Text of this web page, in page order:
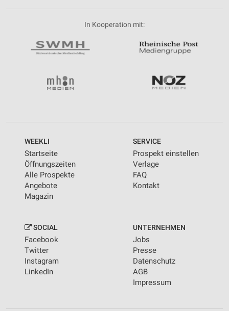
In Kooperation mit:
WEEKLI
Startseite
Öffnungszeiten
Alle Prospekte
Angebote
Magazin
SERVICE
Prospekt einstellen
Verlage
FAQ
Kontakt
SOCIAL
Facebook
Twitter
Instagram
LinkedIn
UNTERNEHMEN
Jobs
Presse
Datenschutz
AGB
Impressum